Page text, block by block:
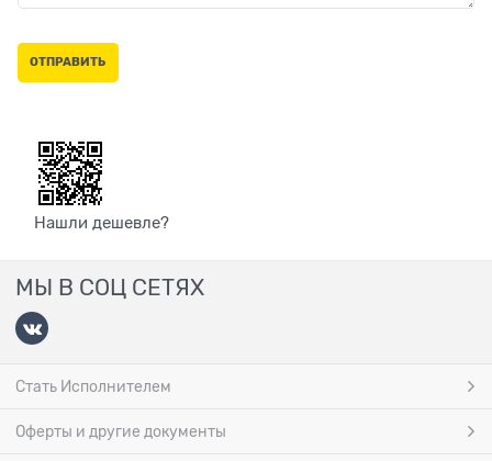
Нашли дешевле?
МЫ В СОЦ СЕТЯХ
Стать Исполнителем
Оферты и другие документы